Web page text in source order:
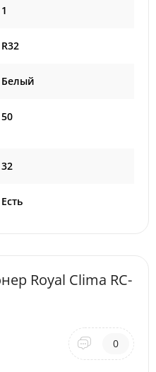
1
R32
Белый
50
32
Есть
Royal Clima RC-
0